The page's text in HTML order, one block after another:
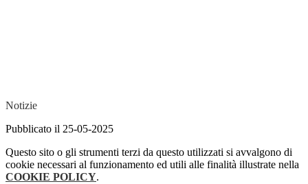
Notizie
Pubblicato il 25-05-2025
Questo sito o gli strumenti terzi da questo utilizzati si avvalgono di
cookie necessari al funzionamento ed utili alle finalità illustrate nella
COOKIE POLICY.